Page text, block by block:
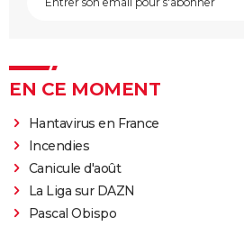
EN CE MOMENT
Hantavirus en France
Incendies
Canicule d'août
La Liga sur DAZN
Pascal Obispo